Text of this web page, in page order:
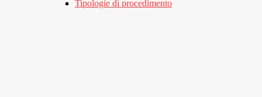
Tipologie di procedimento